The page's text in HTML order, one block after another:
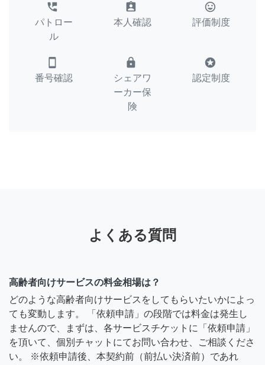
perm_phone_msg
パトロー
ル
assignment_ind
本人確認
tag_faces
評価制度
smartphone
番号確認
lock
シェアワ
ーカー保
険
stars
認定制度
よくある質問
高齢者向けサービスの料金相場は？
どのような高齢者向けサービスをしてもらいたいかによっ
ても変動します。 「依頼申請」の段階では料金は発生し
ませんので、まずは、各サービスチケットに「依頼申請」
を頂いて、個別チャットにてお問い合わせ、ご相談くださ
い。 ※依頼申請後、本契約前（前払い決済前）であれ